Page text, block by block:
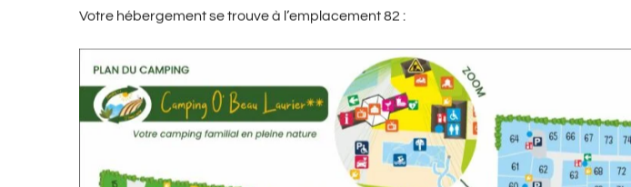
Votre hébergement se trouve à l’emplacement 82 :